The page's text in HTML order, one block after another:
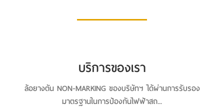
บริการของเรา
ล้อยางตัน NON-MARKING ของบริษัทฯ ได้ผ่านการรับรอง
มาตรฐานในการป้องกันไฟฟ้าสถ...